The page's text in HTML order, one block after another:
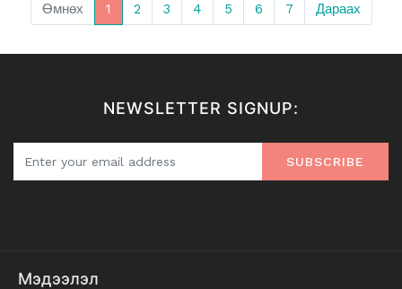
Өмнөх 1 2 3 4 5 6 7 Дараах
NEWSLETTER SIGNUP:
SUBSCRIBE
Мэдээлэл